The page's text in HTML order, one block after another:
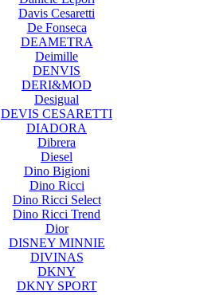
Davis Cesaretti
De Fonseca
DEAMETRA
Deimille
DENVIS
DERI&MOD
Desigual
DEVIS CESARETTI
DIADORA
Dibrera
Diesel
Dino Bigioni
Dino Ricci
Dino Ricci Select
Dino Ricci Trend
Dior
DISNEY MINNIE
DIVINAS
DKNY
DKNY SPORT